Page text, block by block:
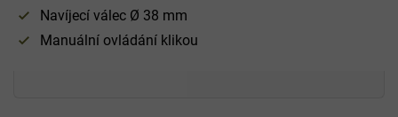
Navíjecí válec Ø 38 mm
Manuální ovládání klikou